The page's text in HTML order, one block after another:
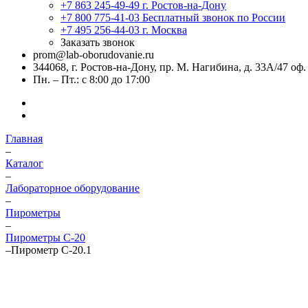
+7 863 245-49-49 г. Ростов-на-Дону
+7 800 775-41-03 Бесплатный звонок по России
+7 495 256-44-03 г. Москва
Заказать звонок
prom@lab-oborudovanie.ru
344068, г. Ростов-на-Дону, пр. М. Нагибина, д. 33А/47 оф.
Пн. – Пт.: с 8:00 до 17:00
Главная
–
Каталог
–
Лабораторное оборудование
–
Пирометры
–
Пирометры C-20
–Пирометр C-20.1